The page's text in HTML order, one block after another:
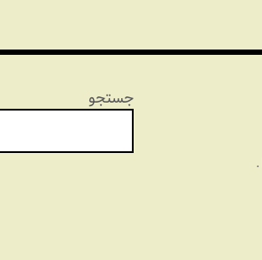
جستجو
.